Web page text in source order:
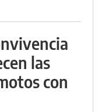
las
con